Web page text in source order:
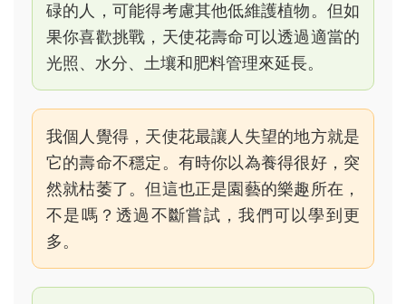
碌的人，可能得考慮其他低維護植物。但如
果你喜歡挑戰，天使花壽命可以透過適當的
光照、水分、土壤和肥料管理來延長。
我個人覺得，天使花最讓人失望的地方就是
它的壽命不穩定。有時你以為養得很好，突
然就枯萎了。但這也正是園藝的樂趣所在，
不是嗎？透過不斷嘗試，我們可以學到更
多。